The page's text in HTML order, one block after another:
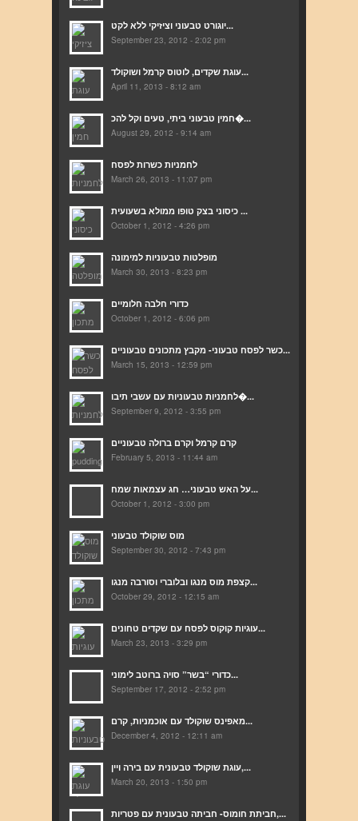
יוגורט טבעוני וציזיקי ללא לקט...
September 23, 2012 - 2:02 pm
עוגת שקדים, לוטוס קרמל ושוקולד...
April 11, 2013 - 8:12 am
חמין טבעוני ביתי, טעים וקל להכ�...
August 29, 2012 - 9:14 am
לחמניות כשרות לפסח
March 26, 2013 - 11:07 pm
כיסוני בצק טופו ממולא בשעועית ...
October 1, 2012 - 4:26 pm
מופלטות טבעוניות למימונה
March 30, 2013 - 8:23 pm
כדורי חלבה חלומיים
October 1, 2012 - 6:06 pm
כשר לפסח טבעוני- מקבץ מתכונים טבעוניים...
March 15, 2013 - 12:59 pm
לחמניות טבעוניות עם עשבי תיבו�...
September 9, 2012 - 3:55 pm
קרם קרמל וקרם ברולה טבעוניים
February 5, 2013 - 11:44 am
על האש טבעוני… חג עצמאות שמח...
October 1, 2012 - 3:00 pm
מוס שוקולד טבעוני
September 30, 2012 - 7:43 pm
קצפת מוס מנגו ובלוברי וסורבה מנגו...
October 29, 2012 - 12:15 am
עוגיות קוקוס לפסח עם שקדים טחונים...
March 23, 2013 - 3:29 pm
כדורי “בשר” סויה ברוטב לימוני...
September 17, 2012 - 2:52 pm
מאפינס שוקולד עם אוכמניות, קרם...
December 4, 2012 - 12:11 am
עוגת שוקולד טבעונית עם בירה ויין,...
March 20, 2013 - 1:50 pm
חביתת חומוס- חביתה טבעונית עם פטריות,...